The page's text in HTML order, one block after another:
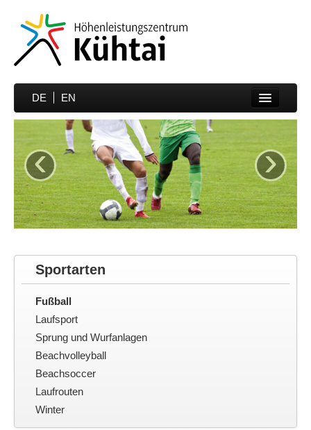
DE
EN
Home
Sportarten
Preise
Unterkünfte
Media
Sportmedizin
Partner
Kontakt
‹ ›
Sportarten
Fußball
Laufsport
Sprung und Wurfanlagen
Beachvolleyball
Beachsoccer
Laufrouten
Winter